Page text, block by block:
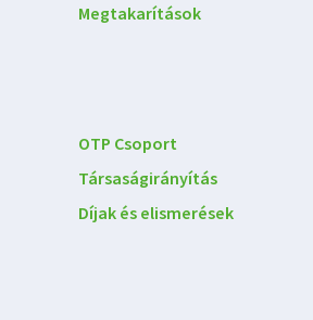
Megtakarítások
OTP Csoport
Társaságirányítás
Díjak és elismerések